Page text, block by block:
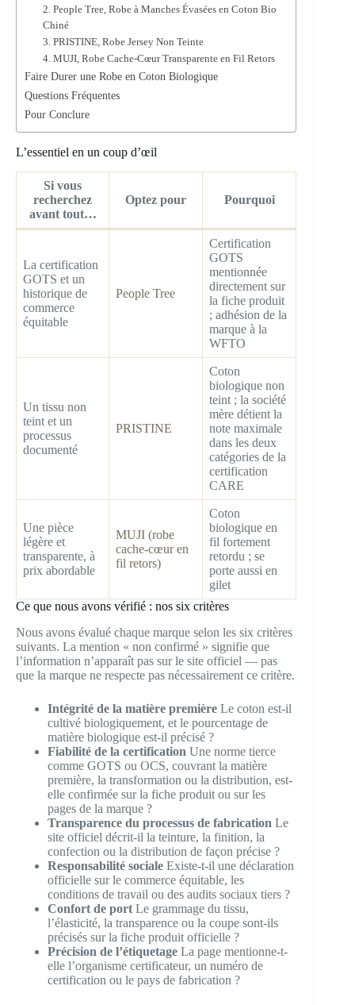
2. People Tree, Robe à Manches Évasées en Coton Bio
Chiné
3. PRISTINE, Robe Jersey Non Teinte
4. MUJI, Robe Cache-Cœur Transparente en Fil Retors
Faire Durer une Robe en Coton Biologique
Questions Fréquentes
Pour Conclure
L’essentiel en un coup d’œil
Si vous
recherchez
avant tout…
Optez pour Pourquoi
La certification
GOTS et un
historique de
commerce
équitable
People Tree
Certification
GOTS
mentionnée
directement sur
la fiche produit
; adhésion de la
marque à la
WFTO
Un tissu non
teint et un
processus
documenté
PRISTINE
Coton
biologique non
teint ; la société
mère détient la
note maximale
dans les deux
catégories de la
certification
CARE
Une pièce
légère et
transparente, à
prix abordable
MUJI (robe
cache-cœur en
fil retors)
Coton
biologique en
fil fortement
retordu ; se
porte aussi en
gilet
Ce que nous avons vérifié : nos six critères
Nous avons évalué chaque marque selon les six critères
suivants. La mention « non confirmé » signifie que
l’information n’apparaît pas sur le site officiel — pas
que la marque ne respecte pas nécessairement ce critère.
Intégrité de la matière première Le coton est-il
cultivé biologiquement, et le pourcentage de
matière biologique est-il précisé ?
Fiabilité de la certification Une norme tierce
comme GOTS ou OCS, couvrant la matière
première, la transformation ou la distribution, est-
elle confirmée sur la fiche produit ou sur les
pages de la marque ?
Transparence du processus de fabrication Le
site officiel décrit-il la teinture, la finition, la
confection ou la distribution de façon précise ?
Responsabilité sociale Existe-t-il une déclaration
officielle sur le commerce équitable, les
conditions de travail ou des audits sociaux tiers ?
Confort de port Le grammage du tissu,
l’élasticité, la transparence ou la coupe sont-ils
précisés sur la fiche produit officielle ?
Précision de l’étiquetage La page mentionne-t-
elle l’organisme certificateur, un numéro de
certification ou le pays de fabrication ?